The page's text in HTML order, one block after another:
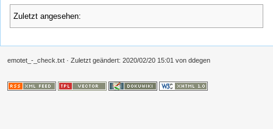
Zuletzt angesehen:
emotet_-_check.txt · Zuletzt geändert: 2020/02/20 15:01 von ddegen